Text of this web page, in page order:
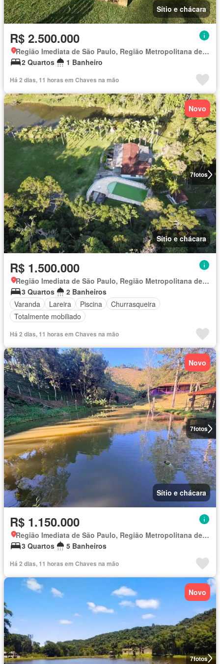
Sítio e chácara
R$ 2.500.000
Região Imediata de São Paulo, Região Metropolitana de São Paulo
2 Quartos
1 Banheiro
Há 2 dias, 11 horas em Chaves na mão
7fotos
Novo
Sítio e chácara
R$ 1.500.000
Região Imediata de São Paulo, Região Metropolitana de São Paulo
3 Quartos
2 Banheiros
Varanda
Lareira Piscina
Churrasqueira
Totalmente mobiliado
Há 2 dias, 11 horas em Chaves na mão
7fotos
Novo
Sítio e chácara
R$ 1.150.000
Região Imediata de São Paulo, Região Metropolitana de São Paulo
3 Quartos
5 Banheiros
Há 2 dias, 11 horas em Chaves na mão
7fotos
Novo